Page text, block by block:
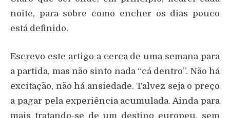
noite, para sobre como encher os dias pouco
está definido.
Escrevo este artigo a cerca de uma semana para
a partida, mas não sinto nada “cá dentro”. Não há
excitação, não há ansiedade. Talvez seja o preço
a pagar pela experiência acumulada. Ainda para
mais tratando-se de um destino europeu, sem